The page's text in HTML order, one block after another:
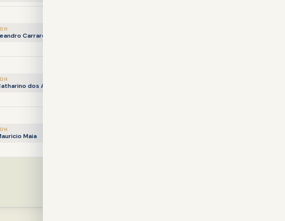
Carraro
dos Anjos
Maia